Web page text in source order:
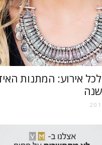
אירוע: המתנות